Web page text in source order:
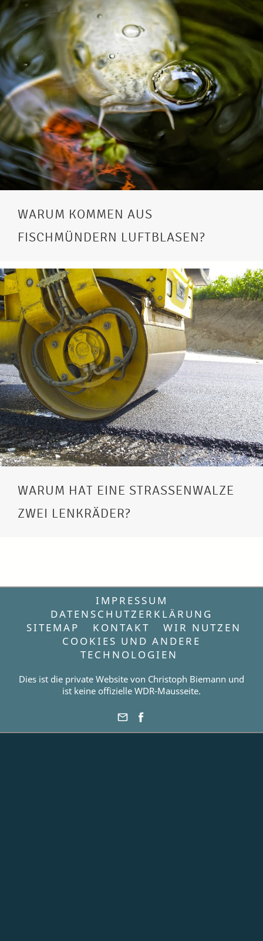
WARUM KOMMEN AUS
FISCHMÜNDERN LUFTBLASEN?
WARUM HAT EINE STRASSENWALZE Z
WEI LENKRÄDER?
IMPRESSUM
DATENSCHUTZERKLÄRUNG
SITEMAP
KONTAKT
WIR NUTZEN
COOKIES UND ANDERE
TECHNOLOGIEN
Dies ist die private Website von Christoph Biemann und
ist keine offizielle WDR-Mausseite.